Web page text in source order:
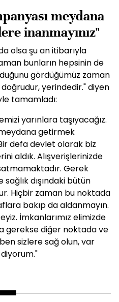
meydana
inanmayınız"
olsa şu an itibarıyla
bunların hepsinin de
gördüğümüz zaman
yerindedir." diyen
tamamladı:
yarınlara taşıyacağız.
getirmek
defa devlet olarak biz
aldık. Alışverişlerinizde
Gerek
dışındaki bütün
Hiçbir zaman bu noktada
bakıp da aldanmayın.
İmkanlarımız elimizde
gerekse diğer noktada ve
sizlere sağ olun, var